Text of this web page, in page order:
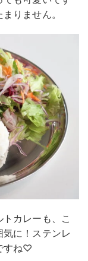
りません。
カレーも、こ
に！ステンレ
すね♡